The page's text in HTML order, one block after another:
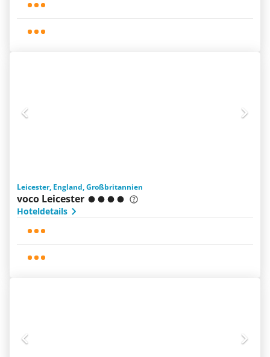
Leicester, England, Großbritannien
voco Leicester
Hoteldetails